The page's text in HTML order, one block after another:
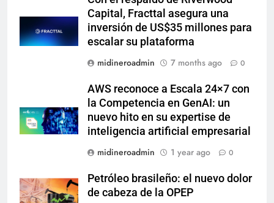
Capital, Fracttal asegura una
inversión de US$35 millones para
escalar su plataforma
midineroadmin
7 months ago 0
AWS reconoce a Escala 24×7 con
la Competencia en GenAI: un
nuevo hito en su expertise de
inteligencia artificial empresarial
midineroadmin
1 year ago 0
Petróleo brasileño: el nuevo dolor
de cabeza de la OPEP